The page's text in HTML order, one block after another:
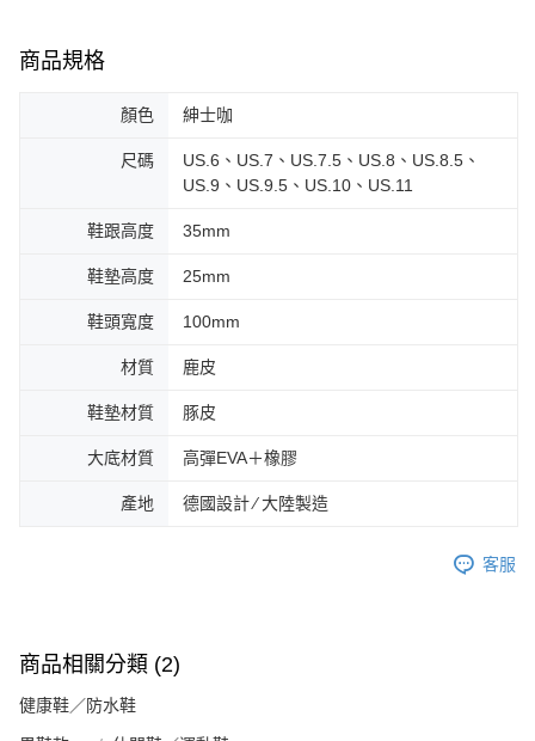
商品規格
顏色 紳士咖
尺碼
US.6、US.7、US.7.5、US.8、US.8.5、
US.9、US.9.5、US.10、US.11
鞋跟高度 35mm
鞋墊高度 25mm
鞋頭寬度 100mm
材質 鹿皮
鞋墊材質 豚皮
大底材質 高彈EVA＋橡膠
產地 德國設計 ∕ 大陸製造
客服
商品相關分類 (2)
健康鞋／防水鞋